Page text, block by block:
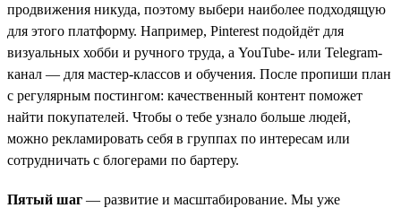
продвижения никуда, поэтому выбери наиболее подходящую
для этого платформу. Например, Pinterest подойдёт для
визуальных хобби и ручного труда, а YouTube- или Telegram-
канал — для мастер-классов и обучения. После пропиши план
с регулярным постингом: качественный контент поможет
найти покупателей. Чтобы о тебе узнало больше людей,
можно рекламировать себя в группах по интересам или
сотрудничать с блогерами по бартеру.
Пятый шаг — развитие и масштабирование. Мы уже